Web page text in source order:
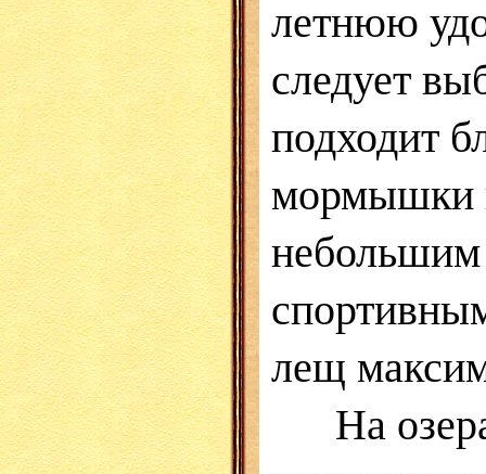
летнюю
следует
подходит
мормышки
лещ
На